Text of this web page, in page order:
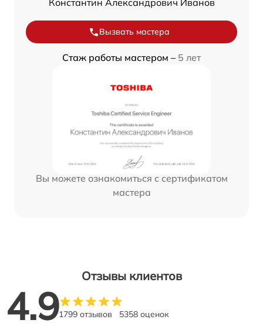
Константин Александрович Иванов
Вызвать мастера
Стаж работы мастером – 5 лет
Вы можете ознакомиться с сертификатом
мастера
Отзывы клиентов
4.91799 отзывов 5358 оценок